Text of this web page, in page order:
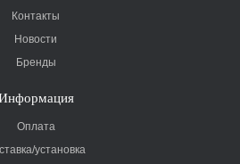
Контакты
Новости
Бренды
Оплата
установка